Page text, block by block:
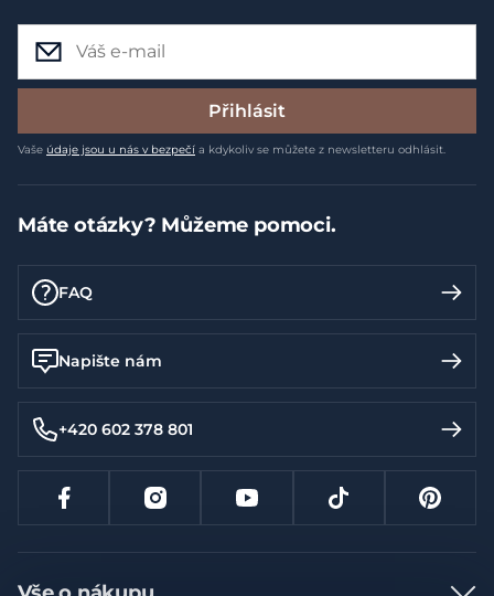
Přihlásit
Vaše údaje jsou u nás v bezpečí a kdykoliv se můžete z newsletteru odhlásit.
Máte otázky? Můžeme pomoci.
FAQ
Napište nám
+420 602 378 801